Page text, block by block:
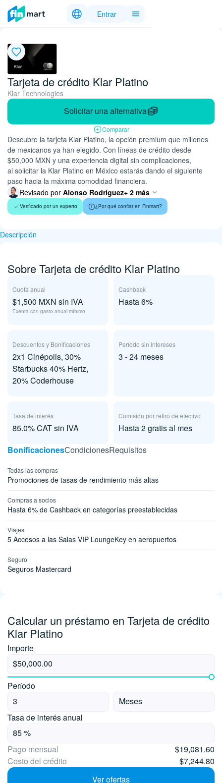
Entrar
Tarjeta de crédito Klar Platino
Klar Technologies
Solicitar una alternativa
Comparar
Descubre la tarjeta Klar Platino, la opción premium que millones
de mexicanos ya han elegido. Con líneas de crédito desde
$50,000 MXN y una experiencia digital sin complicaciones,
al solicitar la Klar Platino en México estarás dando el siguiente
paso hacia la máxima comodidad financiera.
Revisado por Alonso Rodríguez+ 2 más
Verificado por un experto ¿Por qué confiar en Finmart?
Descripción
Sobre Tarjeta de crédito Klar Platino
Cuota anual
$1,500 MXN sin IVA
Exenta con gasto anual mínimo
Cashback
Hasta 6%
Descuentos y Bonificaciones
2x1 Cinépolis, 30%
Starbucks 40% Hertz,
20% Coderhouse
Período sin intereses
3 - 24 meses
Tasa de interés
85.0% CAT sin IVA
Comisión por retiro de efectivo
Hasta 2 gratis al mes
BonificacionesСondicionesRequisitos
Todas las compras
Promociones de tasas de rendimiento más altas
Compras a socios
Hasta 6% de Cashback en categorías preestablecidas
Viajes
5 Accesos a las Salas VIP LoungeKey en aeropuertos
Seguro
Seguros Mastercard
Calcular un préstamo en Tarjeta de crédito
Klar Platino
Importe
Período
Tasa de interés anual
Pago mensual
$19,081.60
Costo del crédito
$7,244.80
Ver ofertas